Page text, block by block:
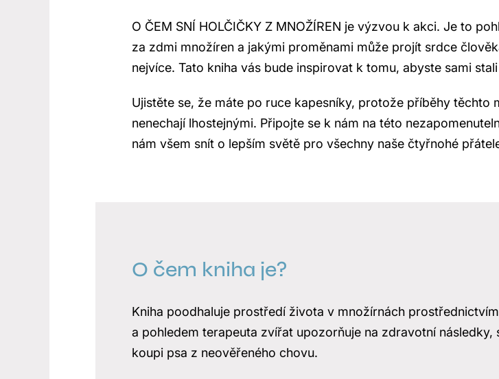
O ČEM SNÍ HOLČIČKY Z MNOŽÍREN je výzvou k akci. Je to
za zdmi množíren a jakými proměnami může projít srdce
nejvíce. Tato kniha vás bude inspirovat k tomu, abyste sami
Ujistěte se, že máte po ruce kapesníky, protože příběhy těchto
nenechají lhostejnými. Připojte se k nám na této
nám všem snít o lepším světě pro všechny naše čtyřnohé
O čem kniha je?
Kniha poodhaluje prostředí života v množírnách
a pohledem terapeuta zvířat upozorňuje na zdravotní
koupi psa z neověřeného chovu.